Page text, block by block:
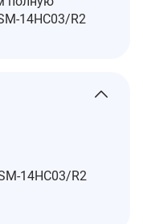
14HC03/R2
14HC03/R2